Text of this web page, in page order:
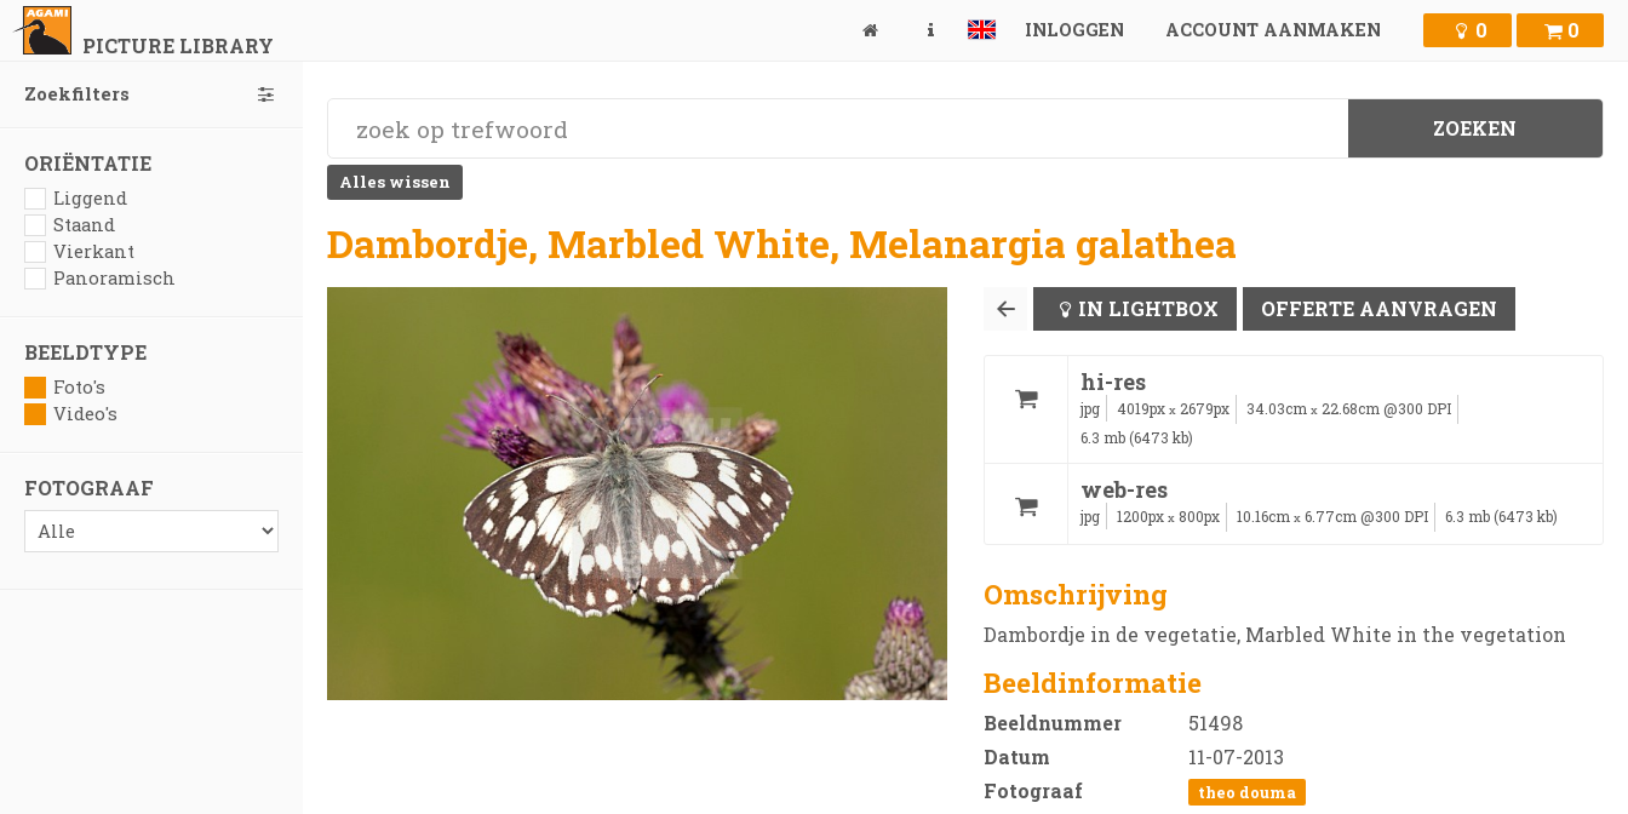
PICTURE LIBRARY
INLOGGEN ACCOUNT AANMAKEN 0 0
Zoekfilters
ORIËNTATIE
Liggend
Staand
Vierkant
Panoramisch
BEELDTYPE
Foto's
Video's
FOTOGRAAF
Alles wissen
Dambordje, Marbled White, Melanargia galathea
IN LIGHTBOX OFFERTE AANVRAGEN
hi-res
jpg 4019px x 2679px 34.03cm x 22.68cm @300 DPI
6.3 mb (6473 kb)
web-res
jpg 1200px x 800px 10.16cm x 6.77cm @300 DPI 6.3 mb (6473 kb)
Omschrijving
Dambordje in de vegetatie, Marbled White in the vegetation
Beeldinformatie
Beeldnummer
51498
Datum
11-07-2013
Fotograaf
theo douma